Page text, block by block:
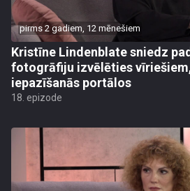
pirms 2 gadiem, 12 mēnešiem
Kristīne Lindenblate sniedz
fotogrāfiju izvēlēties
iepazīšanās portālos
18. epizode